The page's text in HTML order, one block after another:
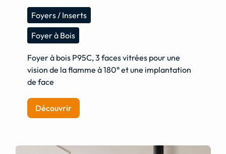
Foyers / Inserts
Foyer à Bois
Foyer à bois P95C, 3 faces vitrées pour une
vision de la flamme à 180° et une implantation
de face
Découvrir